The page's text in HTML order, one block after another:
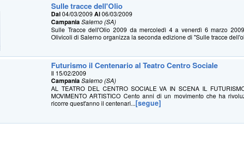
Sulle tracce dell'Olio
Dal04/03/2009Al06/03/2009
CampaniaSalerno (SA)
Sulle Tracce dell'Olio 2009 da mercoledì 4 a venerdì 6 marzo
Olivicoli di Salerno organizza la seconda edizione di "Sulle tracce
Futurismo il Centenario al Teatro Centro Sociale
Il 15/02/2009
CampaniaSalerno (SA)
AL TEATRO DEL CENTRO SOCIALE VA IN SCENA IL
MOVIMENTO ARTISTICO Cento anni di un movimento che ha
ricorre quest'anno il centenari...[segue]